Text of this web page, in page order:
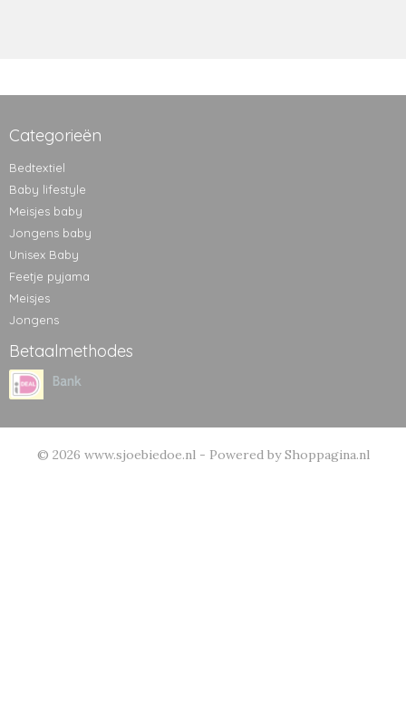
Categorieën
Bedtextiel
Baby lifestyle
Meisjes baby
Jongens baby
Unisex Baby
Feetje pyjama
Meisjes
Jongens
Betaalmethodes
© 2026 www.sjoebiedoe.nl - Powered by Shoppagina.nl